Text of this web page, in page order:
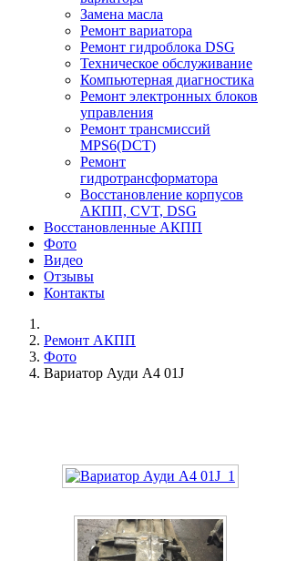
Замена масла
Ремонт вариатора
Ремонт гидроблока DSG
Техническое обслуживание
Компьютерная диагностика
Ремонт электронных блоков
управления
Ремонт трансмиссий
MPS6(DCT)
Ремонт
гидротрансформатора
Восстановление корпусов
АКПП, CVT, DSG
Восстановленные АКПП
Фото
Видео
Отзывы
Контакты
Ремонт АКПП
Фото
Вариатор Ауди A4 01J